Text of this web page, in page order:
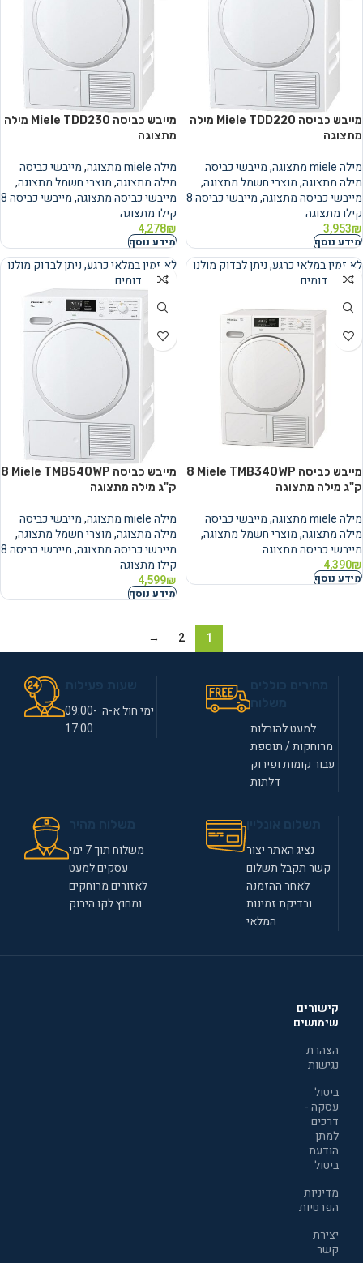
מייבש כביסה Miele TDD220 מילה
מתצוגה
מילה miele מתצוגה ,מייבשי כביסה
מילה מתצוגה,מוצרי חשמל מתצוגה,
מייבשי כביסה מתצוגה,
מייבשי כביסה 8
קילו מתצוגה
3,953₪
מידע נוסף
מייבש כביסה Miele TDD230 מילה
מתצוגה
מילה miele מתצוגה ,מייבשי כביסה
מילה מתצוגה,מוצרי חשמל מתצוגה,
מייבשי כביסה מתצוגה,
מייבשי כביסה 8
קילו מתצוגה
4,278₪
מידע נוסף
נמכר
לא זמין במלאי כרגע, ניתן לבדוק מולנו
מוצרים דומים
מייבש כביסה Miele TMB340WP ‏8
‏ק"ג מילה מתצוגה
מילה miele מתצוגה ,מייבשי כביסה
מילה מתצוגה,מוצרי חשמל מתצוגה,
מייבשי כביסה מתצוגה
4,390₪
מידע נוסף
נמכר
לא זמין במלאי כרגע, ניתן לבדוק מולנו
מוצרים דומים
מייבש כביסה Miele TMB540WP ‏8
‏ק"ג מילה מתצוגה
מילה miele מתצוגה ,מייבשי כביסה
מילה מתצוגה,מוצרי חשמל מתצוגה,
מייבשי כביסה מתצוגה,
מייבשי כביסה 8
קילו מתצוגה
4,599₪
מידע נוסף
1
2
→
למעט להובלות
מרוחקות / תוספת
עבור קומות ופירוק
דלתות
ימי חול א-ה 09:00-
17:00
נציג האתר יצור
קשר תקבל תשלום
לאחר ההזמנה
ובדיקת זמינות
המלאי
משלוח תוך 7 ימי
עסקים למעט
לאזורים מרוחקים
ומחוץ לקו הירוק
קישורים
שימושים
הצהרת
נגישות
ביטול
עסקה -
דרכים
למתן
הודעת
ביטול
מדיניות
הפרטיות
יצירת
קשר